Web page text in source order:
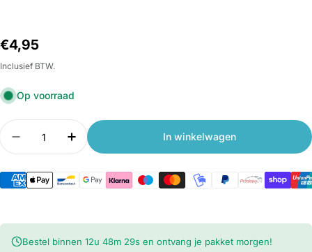
Normale
prijs
€4,95
Inclusief BTW.
Op voorraad
Aantal
Aantal verlagen voor Kabelbinders voor Xiaomi
Aantal verhogen voor Kabelbinders
In winkelwagen
Bestel binnen 12u 48m 29s en ontvang je pakket morgen!